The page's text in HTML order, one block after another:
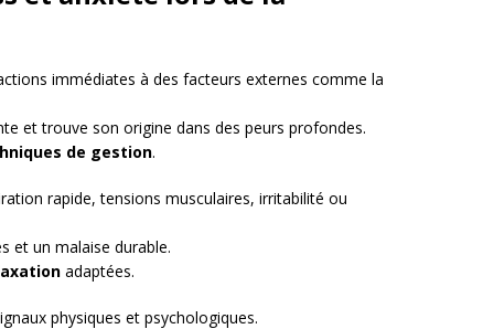
immédiates à des facteurs externes comme la
et trouve son origine dans des peurs profondes.
de gestion.
rapide, tensions musculaires, irritabilité ou
et un malaise durable.
adaptées.
physiques et psychologiques.